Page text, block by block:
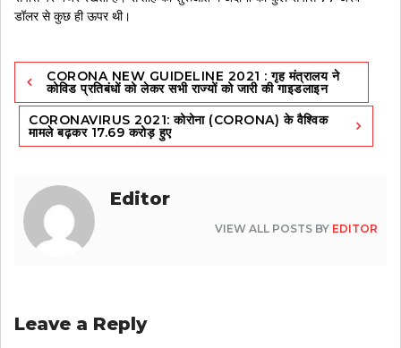
डॉलर से कुछ ही ऊपर थी।
Post
navigation
CORONA NEW GUIDELINE 2021 : गृह मंत्रालय ने
कोविड प्रतिबंधों को लेकर सभी राज्यों को जारी की गाइडलाइन
CORONAVIRUS 2021: कोरोना (CORONA) के वैश्विक
मामले बढ़कर 17.69 करोड़ हुए
Editor
VIEW ALL POSTS BY EDITOR
Leave a Reply